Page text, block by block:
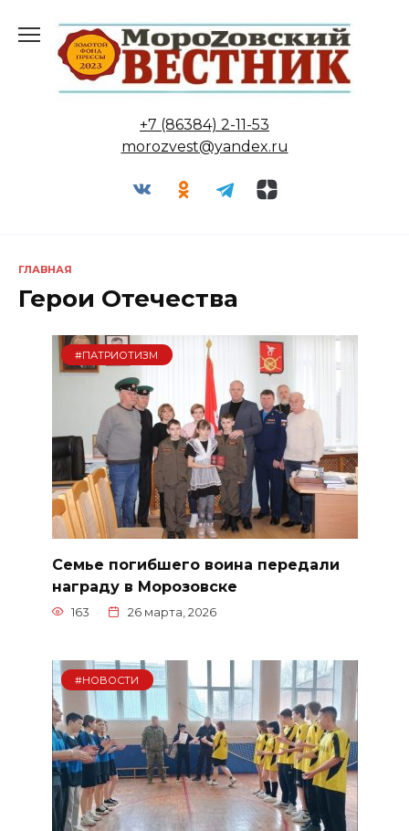
содержанию
+7 (86384) 2-11-53
morozvest@yandex.ru
ГЛАВНАЯ
Герои Отечества
#ПАТРИОТИЗМ
Семье погибшего воина передали
награду в Морозовске
163 26 марта, 2026
#НОВОСТИ